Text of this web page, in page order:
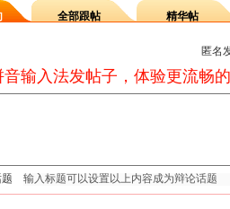
全部跟帖 精华帖
匿名
音输入法发帖子，体验更流畅
题